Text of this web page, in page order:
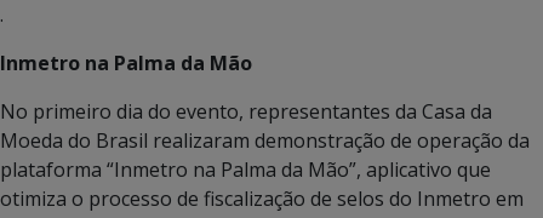
.
Inmetro na Palma da Mão
No primeiro dia do evento, representantes da Casa da
Moeda do Brasil realizaram demonstração de operação da
plataforma “Inmetro na Palma da Mão”, aplicativo que
otimiza o processo de fiscalização de selos do Inmetro em